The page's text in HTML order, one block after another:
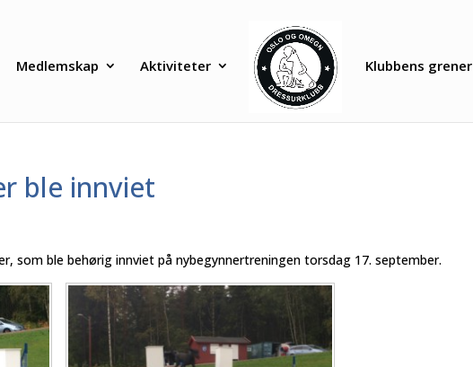
Medlemskap Aktiviteter Klubbens grener
ble innviet
som ble behørig innviet på nybegynnertreningen torsdag 17. september.